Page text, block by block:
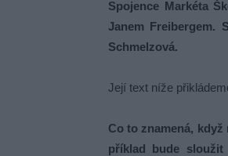
Spojence Markéta
Janem Freibergem.
Schmelzová.
Její text níže
Co to znamená,
příklad bude sloužit